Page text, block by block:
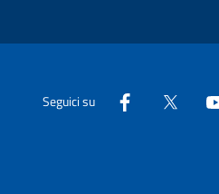
Seguici su